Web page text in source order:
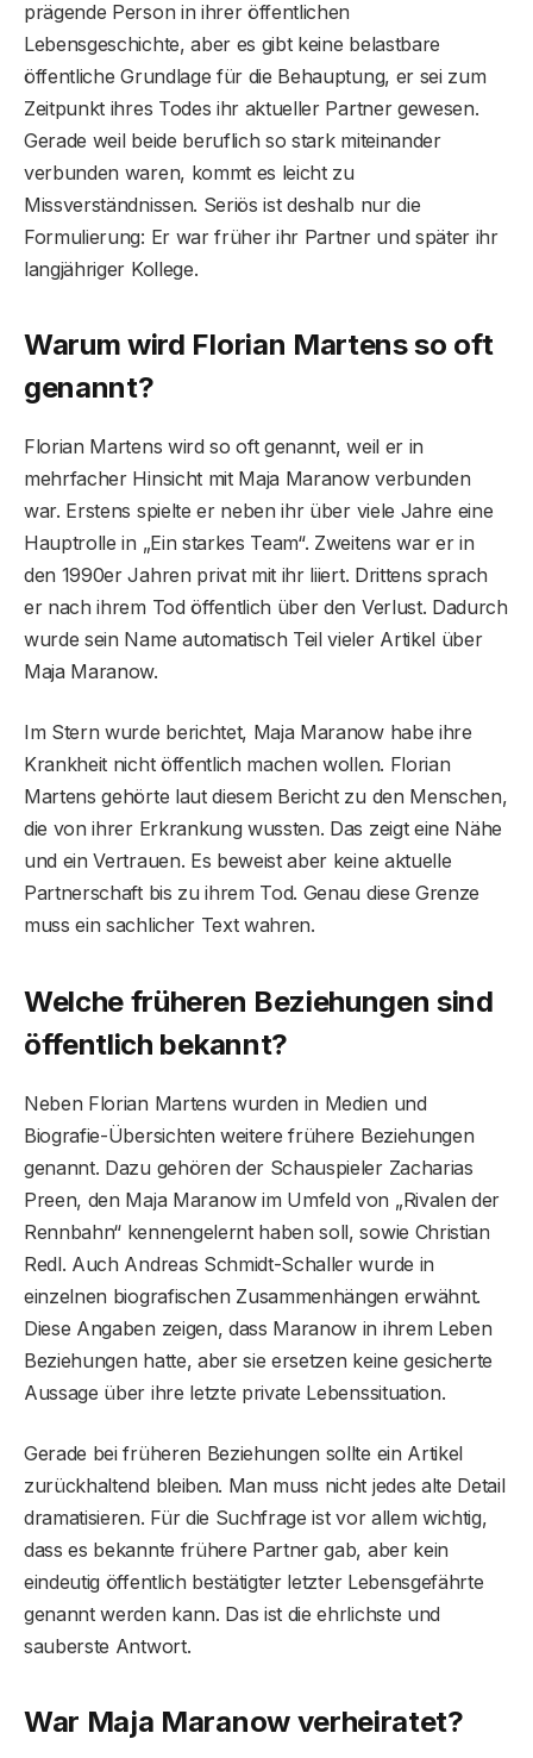
prägende Person in ihrer öffentlichen
Lebensgeschichte, aber es gibt keine belastbare
öffentliche Grundlage für die Behauptung, er sei zum
Zeitpunkt ihres Todes ihr aktueller Partner gewesen.
Gerade weil beide beruflich so stark miteinander
verbunden waren, kommt es leicht zu
Missverständnissen. Seriös ist deshalb nur die
Formulierung: Er war früher ihr Partner und später ihr
langjähriger Kollege.
Warum wird Florian Martens so oft
genannt?
Florian Martens wird so oft genannt, weil er in
mehrfacher Hinsicht mit Maja Maranow verbunden
war. Erstens spielte er neben ihr über viele Jahre eine
Hauptrolle in „Ein starkes Team“. Zweitens war er in
den 1990er Jahren privat mit ihr liiert. Drittens sprach
er nach ihrem Tod öffentlich über den Verlust. Dadurch
wurde sein Name automatisch Teil vieler Artikel über
Maja Maranow.
Im Stern wurde berichtet, Maja Maranow habe ihre
Krankheit nicht öffentlich machen wollen. Florian
Martens gehörte laut diesem Bericht zu den Menschen,
die von ihrer Erkrankung wussten. Das zeigt eine Nähe
und ein Vertrauen. Es beweist aber keine aktuelle
Partnerschaft bis zu ihrem Tod. Genau diese Grenze
muss ein sachlicher Text wahren.
Welche früheren Beziehungen sind
öffentlich bekannt?
Neben Florian Martens wurden in Medien und
Biografie-Übersichten weitere frühere Beziehungen
genannt. Dazu gehören der Schauspieler Zacharias
Preen, den Maja Maranow im Umfeld von „Rivalen der
Rennbahn“ kennengelernt haben soll, sowie Christian
Redl. Auch Andreas Schmidt-Schaller wurde in
einzelnen biografischen Zusammenhängen erwähnt.
Diese Angaben zeigen, dass Maranow in ihrem Leben
Beziehungen hatte, aber sie ersetzen keine gesicherte
Aussage über ihre letzte private Lebenssituation.
Gerade bei früheren Beziehungen sollte ein Artikel
zurückhaltend bleiben. Man muss nicht jedes alte Detail
dramatisieren. Für die Suchfrage ist vor allem wichtig,
dass es bekannte frühere Partner gab, aber kein
eindeutig öffentlich bestätigter letzter Lebensgefährte
genannt werden kann. Das ist die ehrlichste und
sauberste Antwort.
War Maja Maranow verheiratet?